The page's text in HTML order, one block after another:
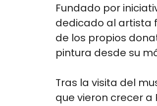
Fundado por
dedicado al artista
de los propios
pintura desde su
Tras la visita del
que vieron crecer a